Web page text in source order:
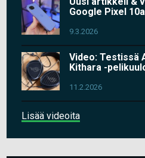
Google Pixel 10a
9.3.2026
Video: Testissä
Kithara -
11.2.2026
Lisää videoita